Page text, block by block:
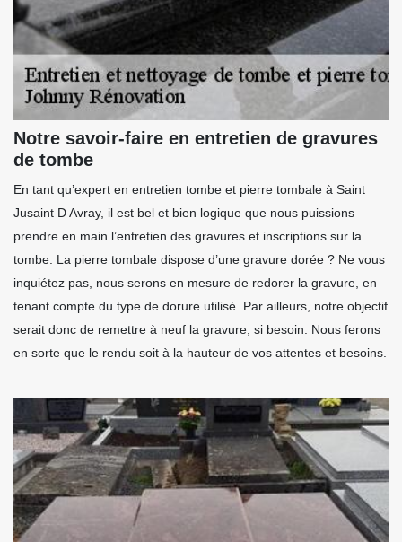
Notre savoir-faire en entretien de gravures
de tombe
En tant qu’expert en entretien tombe et pierre tombale à Saint
Jusaint D Avray, il est bel et bien logique que nous puissions
prendre en main l’entretien des gravures et inscriptions sur la
tombe. La pierre tombale dispose d’une gravure dorée ? Ne vous
inquiétez pas, nous serons en mesure de redorer la gravure, en
tenant compte du type de dorure utilisé. Par ailleurs, notre objectif
serait donc de remettre à neuf la gravure, si besoin. Nous ferons
en sorte que le rendu soit à la hauteur de vos attentes et besoins.